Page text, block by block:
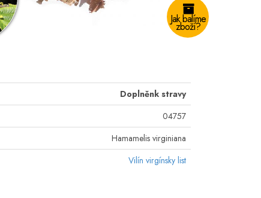
Jak balíme
zboží?
Doplněnk stravy
04757
Hamamelis virginiana
Vilín virgínsky list